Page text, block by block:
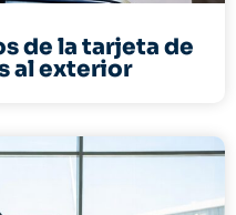
de la tarjeta de
al exterior